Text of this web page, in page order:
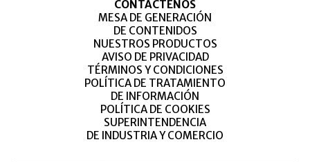
CONTÁCTENOS
MESA DE GENERACIÓN
DE CONTENIDOS
NUESTROS PRODUCTOS
AVISO DE PRIVACIDAD
TÉRMINOS Y CONDICIONES
POLÍTICA DE TRATAMIENTO
DE INFORMACIÓN
POLÍTICA DE COOKIES
SUPERINTENDENCIA
DE INDUSTRIA Y COMERCIO